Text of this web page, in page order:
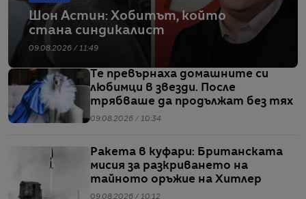
Шон Астин: Хобитът, който
стана синдикалист
09.08.2026 / 11:49
Те превърнаха домашните си
любимци в звезди. После
трябваше да продължат без тях
09.08.2026 / 10:34
Ракета в куфари: Британската
мисия за разкриването на
тайното оръжие на Хитлер
09.08.2026 / 10:12